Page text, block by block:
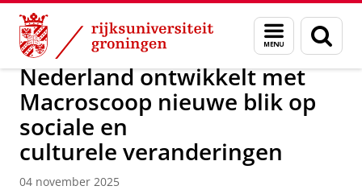
Skip
Content
Skip
Navigation
Menu
en
zoeken
Over ons Actueel
Nederland ontwikkelt met
Macroscoop nieuwe blik op
sociale en
culturele veranderingen
04 november 2025